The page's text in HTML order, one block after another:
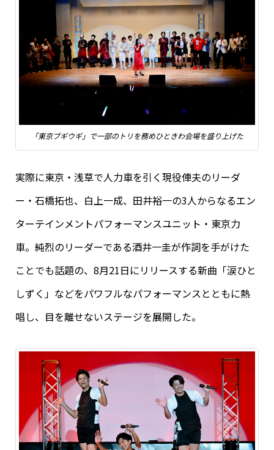
「東京ブギウギ」で一部のトリを務めひときわ会場を盛り上げた
実際に東京・浅草で人力車を引く現役俥夫のリーダ
ー・石橋拓也、白上一成、田井裕一の3人からなるエン
ターテインメントパフォーマンスユニット・東京力
車。純烈のリーダーである酒井一圭が作詞を手がけた
ことでも話題の、8月21日にリリースする新曲「涙ひと
しずく」などをパワフルなパフォーマンスとともに熱
唱し、目を離せないステージを展開した。